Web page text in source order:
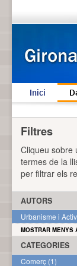
Inici
Filtres
Cliqueu sobre
termes de la
per filtrar els
AUTORS
Urbanisme i
MOSTRAR MENYS
CATEGORIES
Comerç (1)